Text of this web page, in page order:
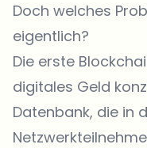
Doch welches
eigentlich?
Die erste
digitales Geld
Datenbank, die in